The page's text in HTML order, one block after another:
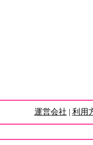
運営会社 | 利用